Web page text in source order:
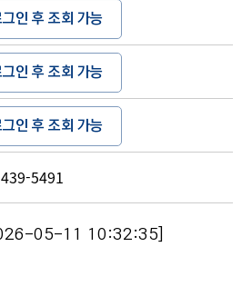
그인 후 조회 가능
그인 후 조회 가능
그인 후 조회 가능
5491
05-11 10:32:35]